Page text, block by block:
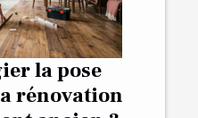
la pose
rénovation